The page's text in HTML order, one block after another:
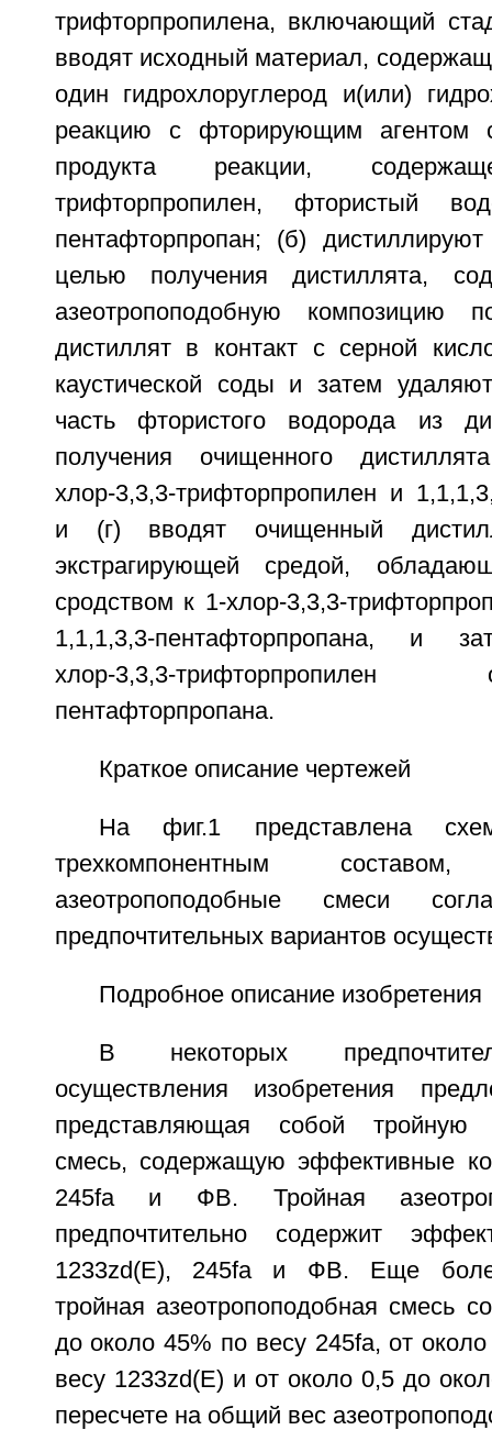
трифторпропилена, включающий
вводят исходный материал,
один гидрохлоруглерод и(или)
реакцию с фторирующим агентом
продукта реакции,
трифторпропилен, фтористый
пентафторпропан; (б)
целью получения дистиллята,
азеотропоподобную
дистиллят в контакт с серной
каустической соды и затем
часть фтористого водорода из
получения очищенного
хлор-3,3,3-трифторпропилен и
и (г) вводят очищенный
экстрагирующей средой,
сродством к 1-хлор-3,3,3-
1,1,1,3,3-пентафторпропана, и
хлор-3,3,3-
пентафторпропана.
Краткое описание чертежей
На фиг.1 представлена
трехкомпонентным составом,
азеотропоподобные смеси
предпочтительных вариантов
Подробное описание изобретения
В некоторых
осуществления изобретения
представляющая собой тройную
смесь, содержащую эффективные
245fa и ФВ. Тройная
предпочтительно содержит
1233zd(E), 245fa и ФВ. Еще более
тройная азеотропоподобная смесь
до около 45% по весу 245fa, от
весу 1233zd(E) и от около 0,5 до
пересчете на общий вес